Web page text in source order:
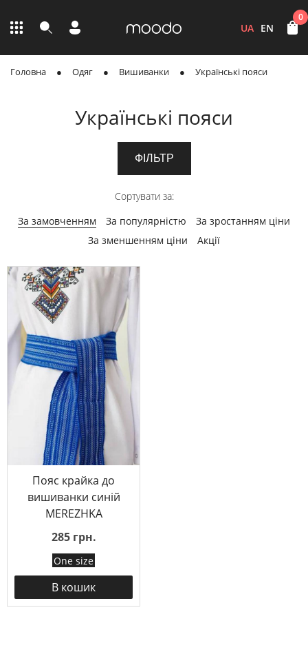
UA EN
0
Головна Одяг Вишиванки Українські пояси
Українські пояси
ФІЛЬТР
Сортувати за:
За замовченням
За популярністю
За зростанням ціни
За зменшенням ціни
Акції
Пояс крайка до
вишиванки синій
MEREZHKA
285 грн.
One size
В кошик